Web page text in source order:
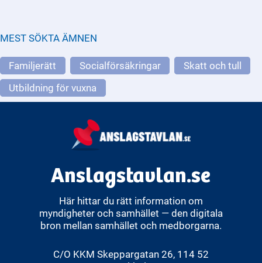
MEST SÖKTA ÄMNEN
Familjerätt Socialförsäkringar
Skatt och tull
Utbildning för vuxna
Anslagstavlan.se
Här hittar du rätt information om
myndigheter och samhället — den digitala
bron mellan samhället och medborgarna.
C/O KKM Skeppargatan 26, 114 52